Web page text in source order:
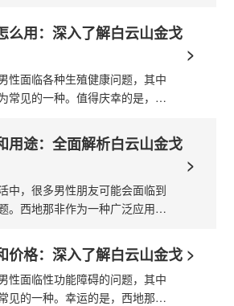
内领先的西地...
么用：深入了解白云山金戈
>
性面临各种生殖健康问题，其中
常见的一种。值得庆幸的是，白
， 西地那非功...
用途：全面解析白云山金戈
>
中，很多男性朋友可能会面临到
。西地那非作为一种广泛应用于
国内知名品牌...
价格：深入了解白云山金戈 >
性面临性功能障碍的问题，其中
见的一种。幸运的是，西地那非